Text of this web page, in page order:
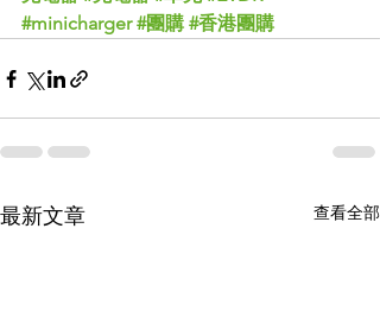
#minicharger #團購 #香港團購
最新文章 查看全部